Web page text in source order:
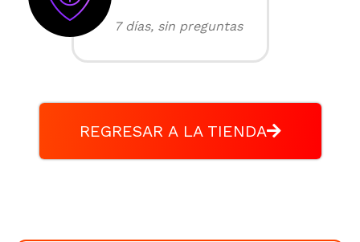
7 días, sin preguntas
REGRESAR A LA TIENDA